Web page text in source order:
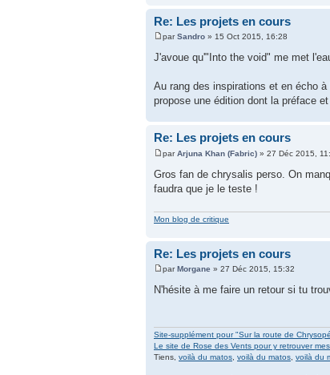
Re: Les projets en cours
parSandro » 15 Oct 2015, 16:28
J'avoue qu'"Into the void" me met
Au rang des inspirations et en écho
propose une édition dont la préface
Re: Les projets en cours
parArjuna Khan (Fabric) » 27 Déc 2015,
Gros fan de chrysalis perso. On
faudra que je le teste !
Mon blog de critique
Re: Les projets en cours
parMorgane » 27 Déc 2015, 15:32
N'hésite à me faire un retour si tu
Site-supplément pour "Sur la route de
Le site de Rose des Vents pour y retrouver
Tiens, voilà du matos voilà du matos voilà du